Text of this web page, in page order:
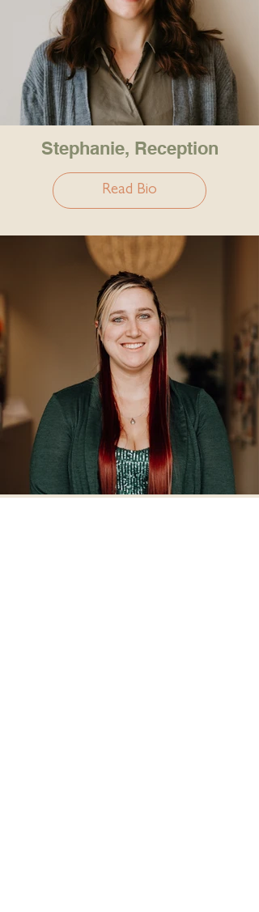
Stephanie, Reception
Read Bio